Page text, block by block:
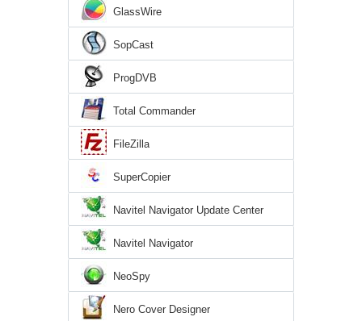
GlassWire
SopCast
ProgDVB
Total Commander
FileZilla
SuperCopier
Navitel Navigator Update Center
Navitel Navigator
NeoSpy
Nero Cover Designer